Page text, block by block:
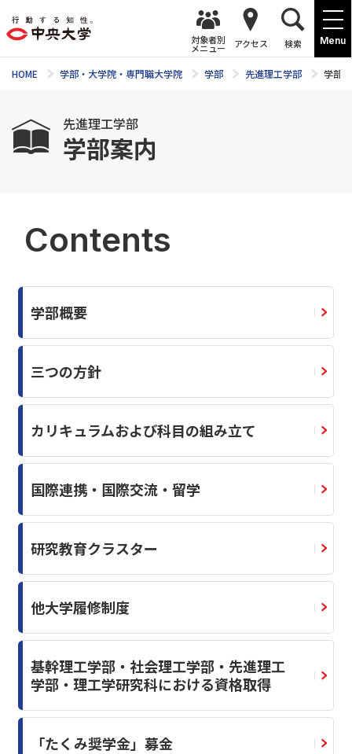
Menu
対象者別
メニュー アクセス 検索
HOME 学部・大学院・専門職大学院 学部 先進理工学部 学部
先進理工学部
学部案内
Contents
学部概要
三つの方針
カリキュラムおよび科目の組み立て
国際連携・国際交流・留学
研究教育クラスター
他大学履修制度
基幹理工学部・社会理工学部・先進理工
学部・理工学研究科における資格取得
「たくみ奨学金」募金